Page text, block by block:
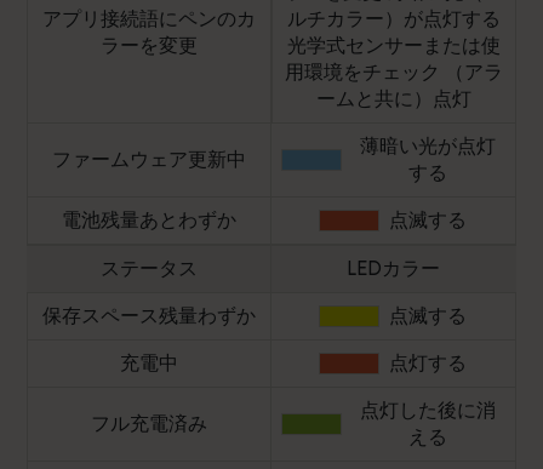
ステータス LEDカラー
保存スペース残量わずか 点滅する
充電中 点灯する
フル充電済み
点灯した後に消
える
アプリ接続語にペンのカ
ラーを変更
ルチカラー）が点灯する
光学式センサーまたは使
用環境をチェック （アラ
ームと共に）点灯
ファームウェア更新中
薄暗い光が点灯
する
電池残量あとわずか 点滅する